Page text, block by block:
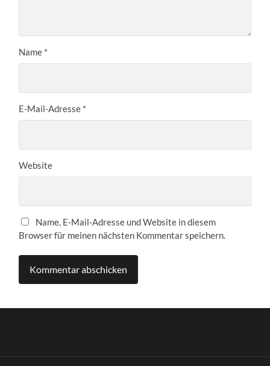
Name *
E-Mail-Adresse *
Website
Name, E-Mail-Adresse und Website in diesem
Browser für meinen nächsten Kommentar speichern.